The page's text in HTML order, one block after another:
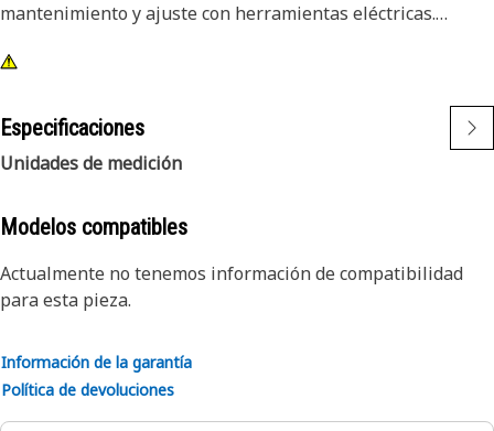
mantenimiento y ajuste con herramientas eléctricas.
Atributos:
cubos
• Cubos de tamaño estándar de 5/16 a 1 y 6 puntas
• Mando cuadrado de 3/8"
Especificaciones
Unidades de medición
Modelos compatibles
Actualmente no tenemos información de compatibilidad
para esta pieza.
Información de la garantía
Política de devoluciones